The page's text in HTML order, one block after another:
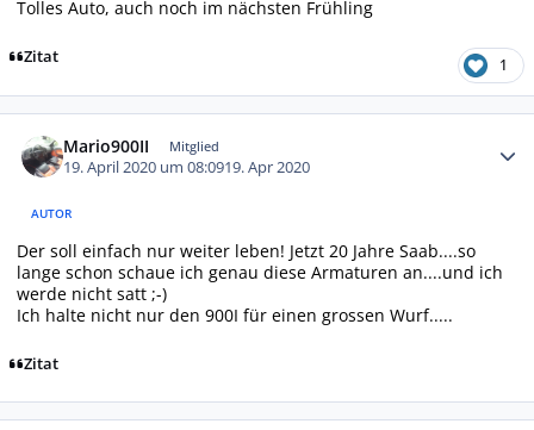
Tolles Auto, auch noch im nächsten Frühling
Zitat 1
Mario900II Mitglied
19. April 2020 um 08:0919. Apr 2020
AUTOR
Der soll einfach nur weiter leben! Jetzt 20 Jahre Saab....so
lange schon schaue ich genau diese Armaturen an....und ich
werde nicht satt ;-)
Ich halte nicht nur den 900I für einen grossen Wurf.....
Zitat